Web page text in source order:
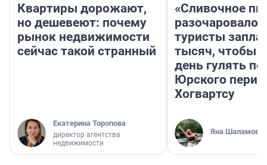
Квартиры дорожают,
но дешевеют: почему
рынок недвижимости
сейчас такой странный
Екатерина Торопова
директор агентства
недвижимости
«Сливочное
разочаровало»:
туристы
тысяч, чтобы
день гулять по
Юрского
Хогвартсу
Яна Шаламова